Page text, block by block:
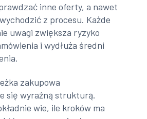
inne oferty, a nawet
z procesu. Każde
uwagi zwiększa ryzyko
i wydłuża średni
zakupowa
się wyraźną strukturą.
wie, ile kroków ma